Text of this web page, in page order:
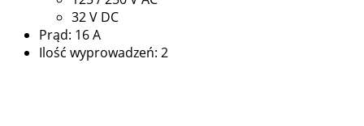
32 V DC
Prąd: 16 A
Ilość wyprowadzeń: 2